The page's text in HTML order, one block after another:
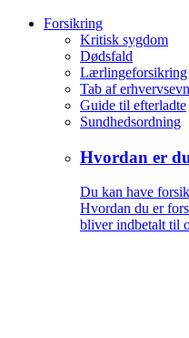
Forsikring
Kritisk sygdom
Dødsfald
Lærlingeforsikring
Tab af
Guide til efterladte
Sundhedsordning
Hvordan er
Du kan have
Hvordan du er
bliver indbetalt til